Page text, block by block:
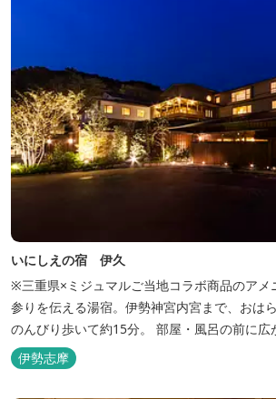
いにしえの宿 伊久
※三重県×ミジュマルご当地コラボ商品のアメニティ 古来
参りを伝える湯宿。伊勢神宮内宮まで、おは
のんびり歩いて約15分。 部屋・風呂の前に広
のまま内宮の森へと連なっています。 お伊勢
る・・そんな気持ちになる宿です。 館内には
伊勢志摩